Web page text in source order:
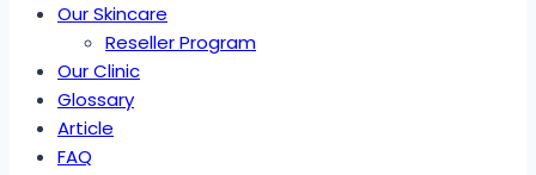
Our Skincare
Reseller Program
Our Clinic
Glossary
Article
FAQ